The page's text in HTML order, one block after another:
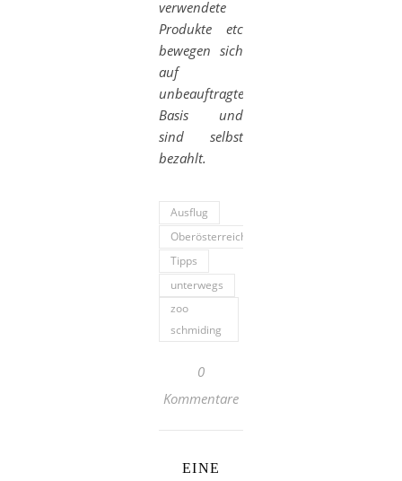
verwendete
Produkte etc
bewegen sich
auf
unbeauftragter
Basis und
sind selbst
bezahlt.
Ausflug
Oberösterreich
Tipps
unterwegs
zoo
schmiding
0
Kommentare
EINE